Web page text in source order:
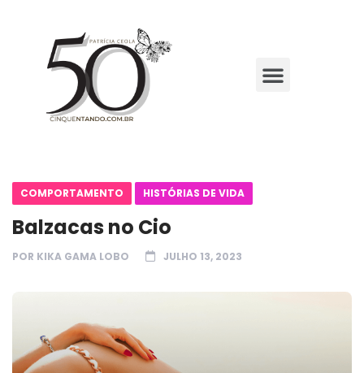
COMPORTAMENTO HISTÓRIAS DE VIDA
Balzacas no Cio
POR KIKA GAMA LOBO JULHO 13, 2023